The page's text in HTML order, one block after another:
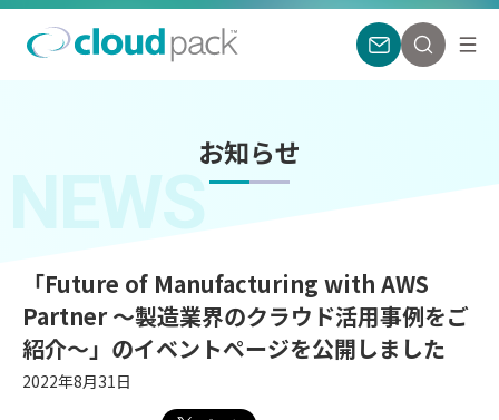
お知らせ
NEWS
「Future of Manufacturing with AWS
Partner ～製造業界のクラウド活用事例をご
紹介～」のイベントページを公開しました
2022年8月31日